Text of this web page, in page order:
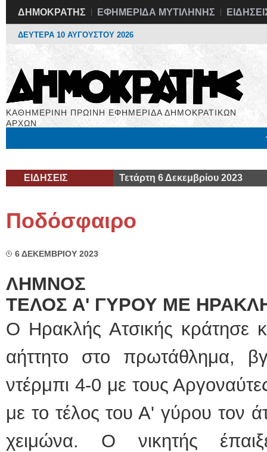
ΔΗΜΟΚΡΑΤΗΣ ΕΦΗΜΕΡΙΔΑ ΜΥΤΙΛΗΝΗΣ
ΔΕΥΤΕΡΑ 10 ΑΥΓΟΥΣΤΟΥ 2026
ΚΑΘΗΜΕΡΙΝΗ ΠΡΩΙΝΗ ΕΦΗΜΕΡΙΔΑ ΔΗΜΟΚΡΑΤΙΚΩΝ
ΑΡΧΩΝ
ΕΙΔΗΣΕΙΣ Τετάρτη 6 Δεκεμβρίου 2023
Ποδόσφαιρο
6 ΔΕΚΕΜΒΡΙΟΥ 2023
ΛΗΜΝΟΣ
ΤΕΛΟΣ Α' ΓΥΡΟΥ ΜΕ
Ο Ηρακλής Ατσικής κράτησε
αήττητο στο πρωτάθλημα,
ντέρμπι 4-0 με τους
με το τέλος του Α' γύρου τον
χειμώνα. Ο νικητής